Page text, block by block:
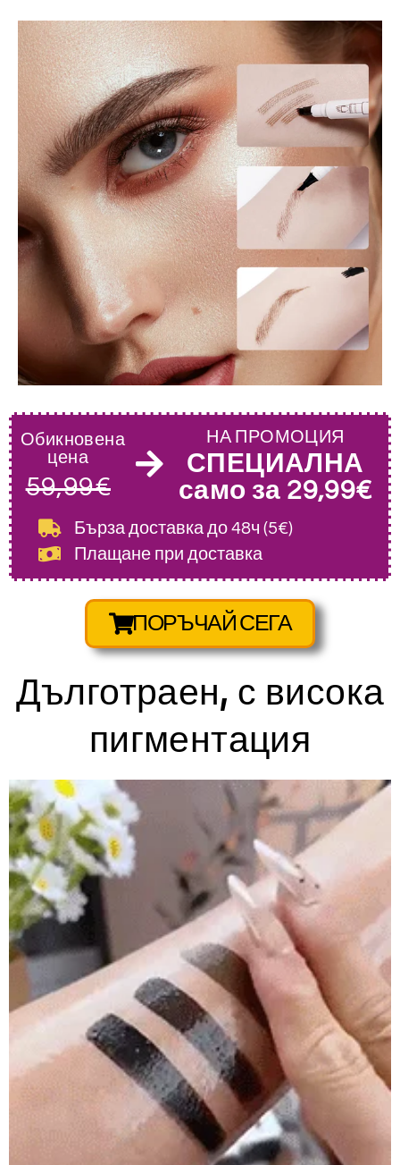
Обикновена
цена
59,99€
НА ПРОМОЦИЯ
СПЕЦИАЛНА
само за 29,99€
Бърза доставка до 48ч (5€)
Плащане при доставка
ПОРЪЧАЙ СЕГА
Дълготраен, с висока
пигментация